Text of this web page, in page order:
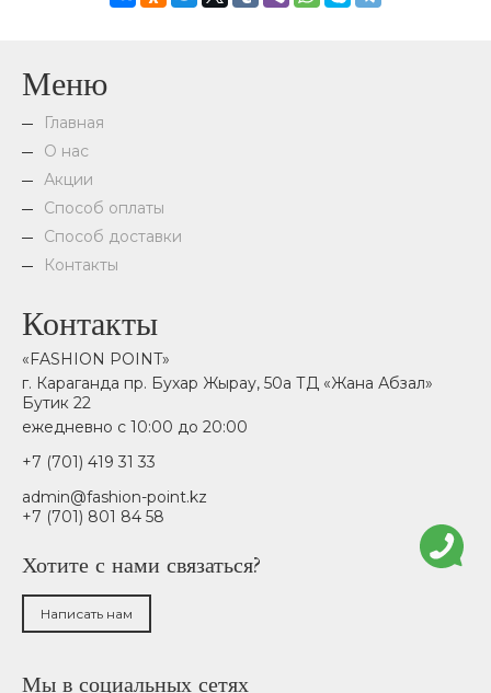
Меню
Главная
О нас
Акции
Способ оплаты
Способ доставки
Контакты
Контакты
«FASHION POINT»
г. Караганда пр. Бухар Жырау, 50а ТД «Жана Абзал»
Бутик 22
ежедневно с 10:00 до 20:00
+7 (701) 419 31 33
admin@fashion-point.kz
+7 (701) 801 84 58
Хотите с нами связаться?
Написать нам